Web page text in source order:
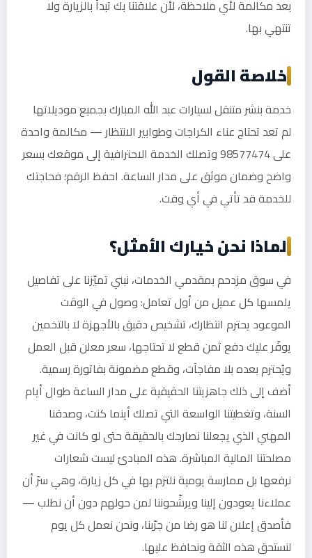
بعد مكالمة لأي ملاحظة، لأن علاقتنا بك تبدأ بالزيارة ولا
تنتهي بها.
خلاصة القول
خدمة بنشر متنقل لسيارات عبد الله المبارك بجميع موديلاتها
لم تعد تحتاج عناء الكراجات وطوابير الانتظار — مكالمة واحدة
على 98577474 وتصلك الخدمة الاحترافية إلى موقعك بسعر
واضح وضمان موثق على مدار الساعة. احفظ الرقم؛ فحاجتك
للخدمة قد تأتي في أي وقت.
لماذا نحن خيارك الأمثل؟
في سوق مزدحم بمقدمي الخدمات، نبني تميّزنا على تفاصيل
يلمسها كل عميل من أول تعامل: وصول في الوقت
الموعود يحترم انتظارك، تشخيص دقيق بالأجهزة لا بالتخمين
يوفّر عليك دفع ثمن قطع لا تحتاجها، سعر معلن قبل العمل
ويُحترم بعده بلا مفاجآت، وقطع مضمونة بفاتورة رسمية.
أضف إلى ذلك جاهزيتنا الحقيقية على مدار الساعة طوال أيام
السنة، وتغطيتنا الواسعة التي تصلك أينما كنت، وصدقنا
المهني الذي يجعلنا نصارحك بالحقيقة حتى لو كانت في غير
مصلحتنا المالية المباشرة. هذه المبادئ ليست شعارات
نرفعها بل ممارسة يومية نلتزم بها في كل زيارة، وهي سرّ أن
عملاءنا يعودون إلينا ويرشّحوننا لمن حولهم دون أن نطلب —
فأصدق إعلان لنا هو رضا من جرّبنا، ونحن نعمل كل يوم
لنستحق هذه الثقة ونحافظ عليها.